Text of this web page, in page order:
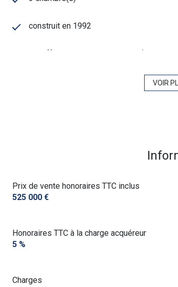
construit en 1992
Chauffage individuel : air pulsé
VOIR
Prix de vente honoraires TTC inclus
525 000 €
Honoraires TTC à la charge acquéreur
5 %
Charges